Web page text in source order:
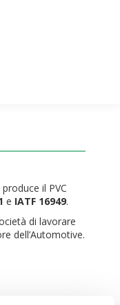
il PVC
e IATF 16949.
di lavorare
dell’Automotive.